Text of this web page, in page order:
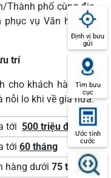
Thành phố cùng địa
vụ Văn hóa xã
trí
cho khách hàng khi
nỗi lo khi về già nữa.
tới 500 triệu đồng
tới 60 tháng
hàng dưới 75 tuổi(từ
Định vị bưu
gửi
Tìm bưu
cục
Ước tính
cước